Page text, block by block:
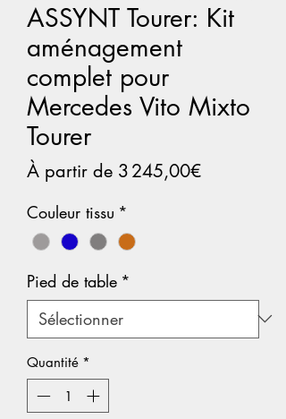
ASSYNT Tourer: Kit
aménagement
complet pour
Mercedes Vito Mixto
Tourer
À partir de 3 245,00€Prix
Couleur tissu *
Pied de table *
Quantité *